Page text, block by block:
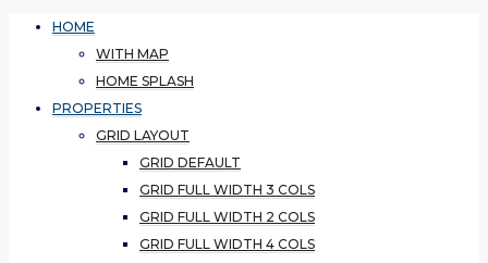
HOME
WITH MAP
HOME SPLASH
PROPERTIES
GRID LAYOUT
GRID DEFAULT
GRID FULL WIDTH 3 COLS
GRID FULL WIDTH 2 COLS
GRID FULL WIDTH 4 COLS